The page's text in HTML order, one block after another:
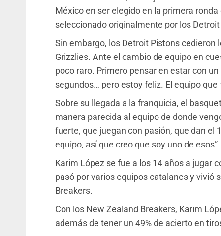
México en ser elegido en la primera
seleccionado originalmente por los
Sin embargo, los Detroit Pistons
Grizzlies. Ante el cambio de equipo en
poco raro. Primero pensar en estar con
segundos… pero estoy feliz. El equipo
Sobre su llegada a la franquicia, el
manera parecida al equipo de donde
fuerte, que juegan con pasión, que dan el
equipo, así que creo que soy uno de esos”.
Karim López se fue a los 14 años a jugar
pasó por varios equipos catalanes y vivió
Breakers.
Con los New Zealand Breakers, Karim
además de tener un 49% de acierto en